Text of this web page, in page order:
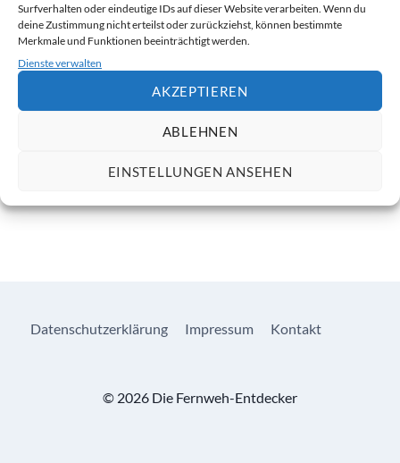
Surfverhalten oder eindeutige IDs auf dieser Website verarbeiten. Wenn du
deine Zustimmung nicht erteilst oder zurückziehst, können bestimmte
Merkmale und Funktionen beeinträchtigt werden.
Dienste verwalten
AKZEPTIEREN
ABLEHNEN
EINSTELLUNGEN ANSEHEN
Datenschutzerklärung Impressum Kontakt
© 2026 Die Fernweh-Entdecker